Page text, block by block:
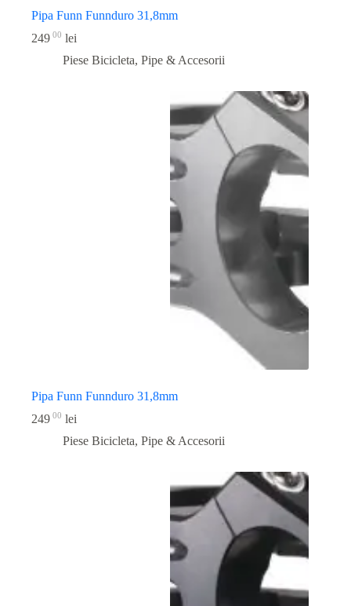
Pipa Funn Funnduro 31,8mm
249 00 lei
Piese Bicicleta, Pipe & Accesorii
Pipa Funn Funnduro 31,8mm
249 00 lei
Piese Bicicleta, Pipe & Accesorii